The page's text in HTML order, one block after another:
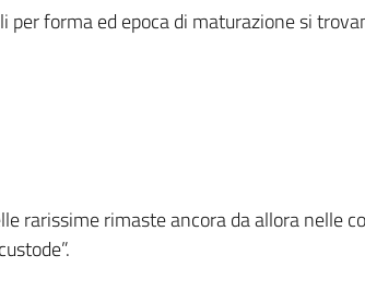
forma ed epoca di maturazione si
rarissime rimaste ancora da allora nelle